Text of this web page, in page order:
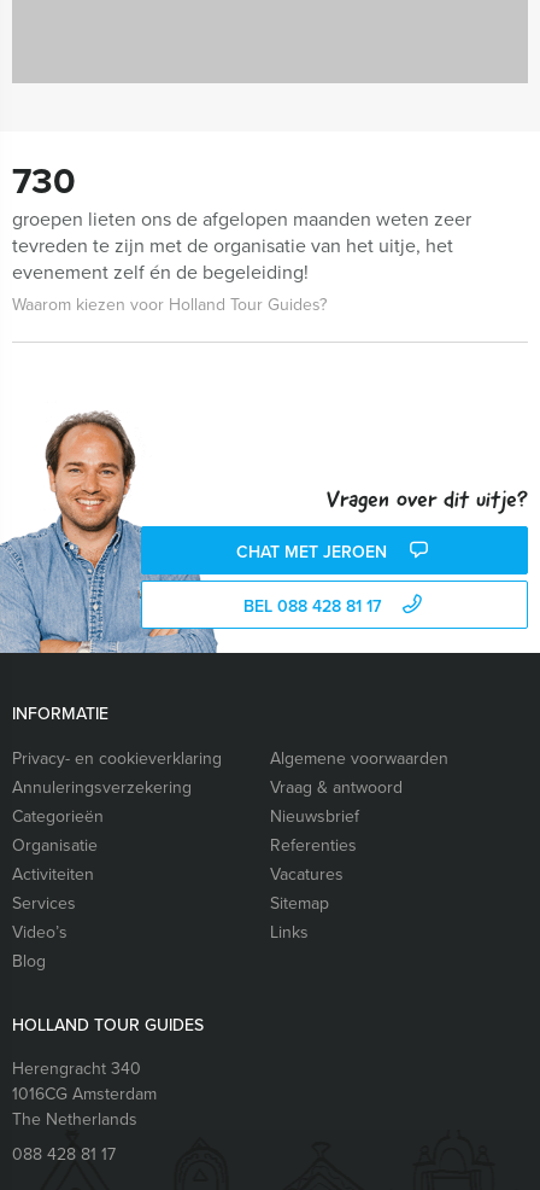
730
groepen lieten ons de afgelopen maanden weten zeer
tevreden te zijn met de organisatie van het uitje, het
evenement zelf én de begeleiding!
Waarom kiezen voor Holland Tour Guides?
Vragen over dit uitje?
CHAT MET JEROEN
BEL 088 428 81 17
INFORMATIE
Privacy- en cookieverklaring
Algemene voorwaarden
Annuleringsverzekering
Vraag & antwoord
Categorieën
Nieuwsbrief
Organisatie
Referenties
Activiteiten
Vacatures
Services
Sitemap
Video’s
Links
Blog
HOLLAND TOUR GUIDES
Herengracht 340
1016CG Amsterdam
The Netherlands
088 428 81 17